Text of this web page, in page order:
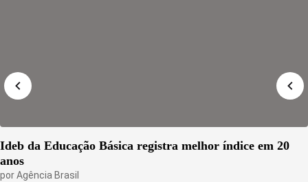
Ideb da Educação Básica registra melhor índice em 20
anos
porAgência Brasil